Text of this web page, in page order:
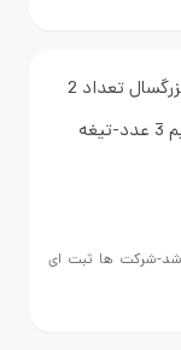
استعلام لارنگوسکوپ بزرگسال تعداد 2
عدد-تیغه
فنی
ثبت ای